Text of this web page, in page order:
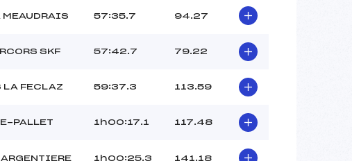
MEAUDRAIS 57:35.7 94.27
SKF 57:42.7 79.22
LA FECLAZ 59:37.3 113.59
PALLET 1h00:17.1 117.48
1h00:25.3 141.18